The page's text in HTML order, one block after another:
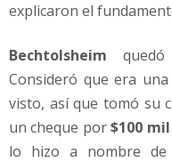
explicaron el
Bechtolsheim
Consideró que era
visto, así que tomó su
un cheque por$100
lo hizo a nombre de